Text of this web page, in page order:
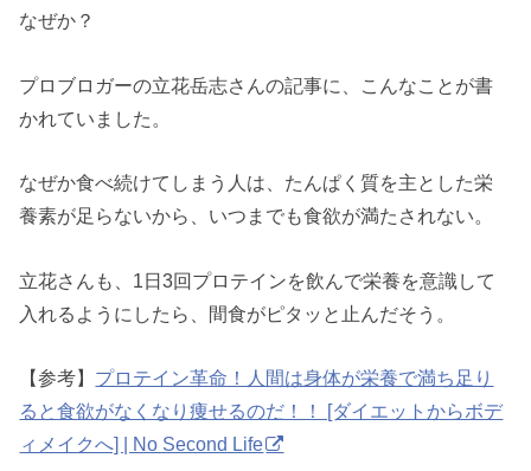
なぜか？
プロブロガーの立花岳志さんの記事に、こんなことが書
かれていました。
なぜか食べ続けてしまう人は、たんぱく質を主とした栄
養素が足らないから、いつまでも食欲が満たされない。
立花さんも、1日3回プロテインを飲んで栄養を意識して
入れるようにしたら、間食がピタッと止んだそう。
【参考】 プロテイン革命！人間は身体が栄養で満ち足り
ると食欲がなくなり痩せるのだ！！ [ダイエットからボデ
ィメイクへ] | No Second Life